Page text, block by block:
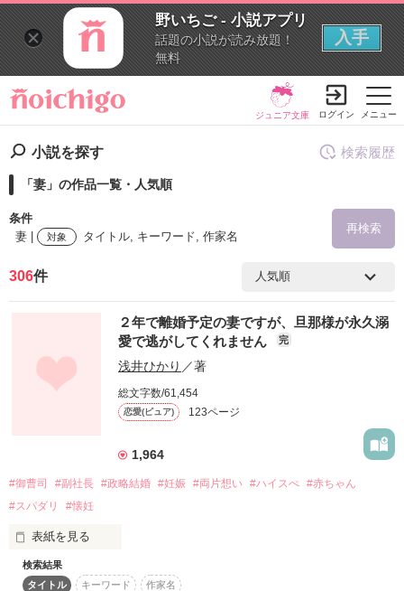
野いちご - 小説アプリ
話題の小説が読み放題！
無料
入手
メニュー
ジュニア文庫 ログイン
小説を探す
「妻」の作品一覧・人気順
条件
妻 |
対象 タイトル, キーワード, 作家名
再検索
検索ワード
を含む
タイトル キーワード 作家名 表紙コメント
あらすじ
ジャンル
検索履歴
306件
２年で離婚予定の妻ですが、旦那様が永久溺
愛で逃がしてくれません
完
浅井ひかり ／著
総文字数/61,454
恋愛(ピュア) 123ページ
1,964
#御曹司 #副社長 #政略結婚 #妊娠 #両片想い #ハイスぺ #赤ちゃん
#スパダリ
#懐妊
表紙を見る
政略結婚の相手は、私がずっと想い続けた人。
検索結果
タイトル
キーワード 作家名